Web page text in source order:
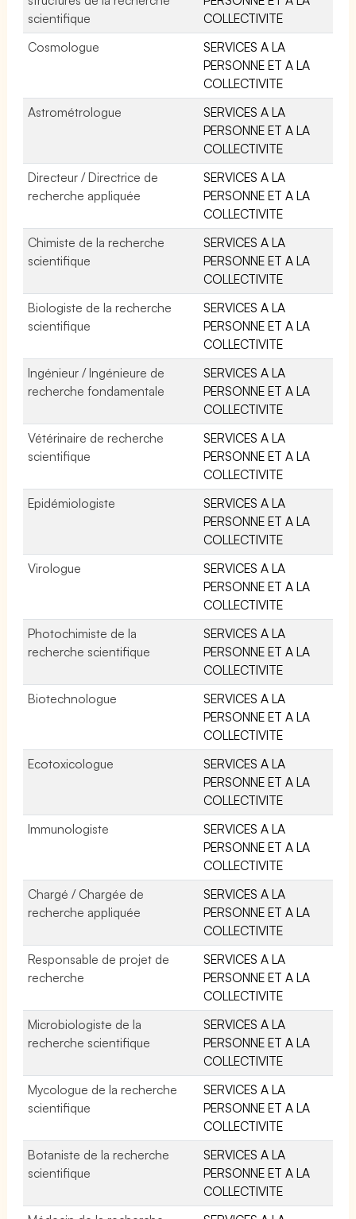
scientifique
COLLECTIVITE
Cosmologue
SERVICES A LA
PERSONNE ET A LA
COLLECTIVITE
Astrométrologue
SERVICES A LA
PERSONNE ET A LA
COLLECTIVITE
Directeur / Directrice de
recherche appliquée
SERVICES A LA
PERSONNE ET A LA
COLLECTIVITE
Chimiste de la recherche
scientifique
SERVICES A LA
PERSONNE ET A LA
COLLECTIVITE
Biologiste de la recherche
scientifique
SERVICES A LA
PERSONNE ET A LA
COLLECTIVITE
Ingénieur / Ingénieure de
recherche fondamentale
SERVICES A LA
PERSONNE ET A LA
COLLECTIVITE
Vétérinaire de recherche
scientifique
SERVICES A LA
PERSONNE ET A LA
COLLECTIVITE
Epidémiologiste
SERVICES A LA
PERSONNE ET A LA
COLLECTIVITE
Virologue
SERVICES A LA
PERSONNE ET A LA
COLLECTIVITE
Photochimiste de la
recherche scientifique
SERVICES A LA
PERSONNE ET A LA
COLLECTIVITE
Biotechnologue
SERVICES A LA
PERSONNE ET A LA
COLLECTIVITE
Ecotoxicologue
SERVICES A LA
PERSONNE ET A LA
COLLECTIVITE
Immunologiste
SERVICES A LA
PERSONNE ET A LA
COLLECTIVITE
Chargé / Chargée de
recherche appliquée
SERVICES A LA
PERSONNE ET A LA
COLLECTIVITE
Responsable de projet de
recherche
SERVICES A LA
PERSONNE ET A LA
COLLECTIVITE
Microbiologiste de la
recherche scientifique
SERVICES A LA
PERSONNE ET A LA
COLLECTIVITE
Mycologue de la recherche
scientifique
SERVICES A LA
PERSONNE ET A LA
COLLECTIVITE
Botaniste de la recherche
scientifique
SERVICES A LA
PERSONNE ET A LA
COLLECTIVITE